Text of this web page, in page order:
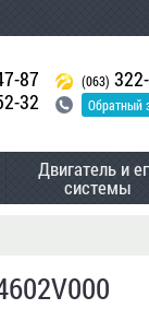
87
32
(063)
Обратный
Двигатель и
системы